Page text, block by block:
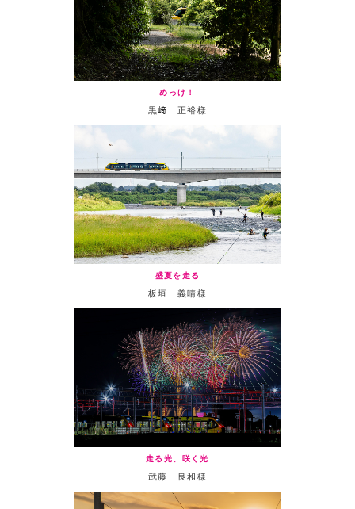
めっけ！
黒﨑 正裕様
盛夏を走る
板垣 義晴様
走る光、咲く光
武藤 良和様